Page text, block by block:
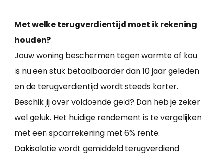
Met welke terugverdientijd moet ik rekening
houden?
Jouw woning beschermen tegen warmte of kou
is nu een stuk betaalbaarder dan 10 jaar geleden
en de terugverdientijd wordt steeds korter.
Beschik jij over voldoende geld? Dan heb je zeker
wel geluk. Het huidige rendement is te vergelijken
met een spaarrekening met 6% rente.
Dakisolatie wordt gemiddeld terugverdiend